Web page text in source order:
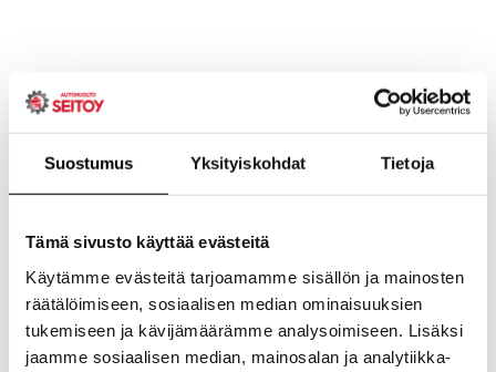
Suostumus Yksityiskohdat Tietoja
Tämä sivusto käyttää evästeitä
Käytämme evästeitä tarjoamamme sisällön ja mainosten
räätälöimiseen, sosiaalisen median ominaisuuksien
tukemiseen ja kävijämäärämme analysoimiseen. Lisäksi
jaamme sosiaalisen median, mainosalan ja analytiikka-